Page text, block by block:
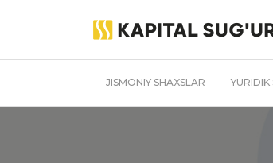
JISMONIY SHAXSLAR YURIDIK